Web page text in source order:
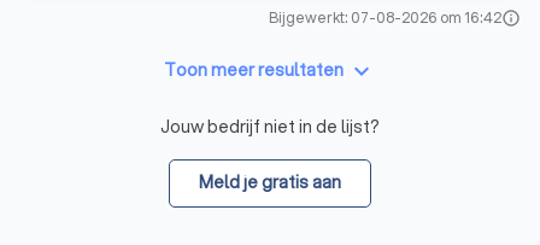
Bijgewerkt: 07-08-2026 om 16:42info
Toon meer resultaten keyboard_arrow_down
Jouw bedrijf niet in de lijst?
Meld je gratis aan